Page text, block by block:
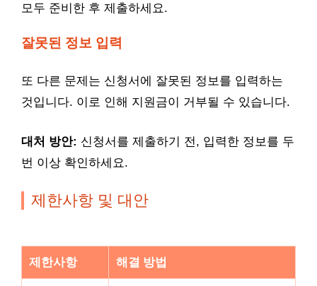
모두 준비한 후 제출하세요.
잘못된 정보 입력
또 다른 문제는 신청서에 잘못된 정보를 입력하는
것입니다. 이로 인해 지원금이 거부될 수 있습니다.
대처 방안: 신청서를 제출하기 전, 입력한 정보를 두
번 이상 확인하세요.
제한사항 및 대안
제한사항 해결 방법